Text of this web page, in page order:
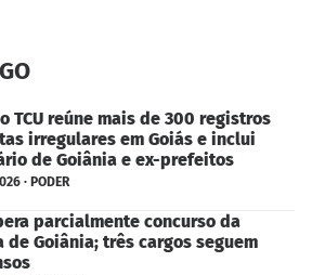
TCU reúne mais de 300 registros
irregulares em Goiás e inclui
de Goiânia e ex-prefeitos
· PODER
parcialmente concurso da
de Goiânia; três cargos seguem